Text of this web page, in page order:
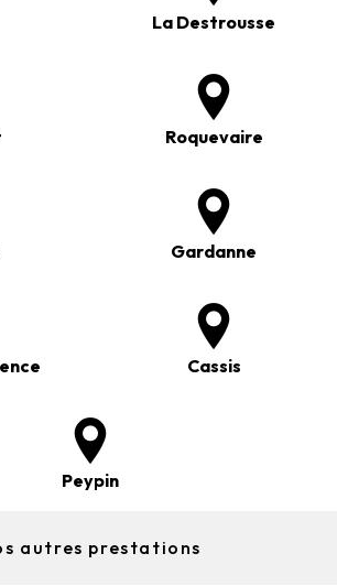
La Destrousse
Roquevaire
Gardanne
Cassis
Peypin
autres prestations